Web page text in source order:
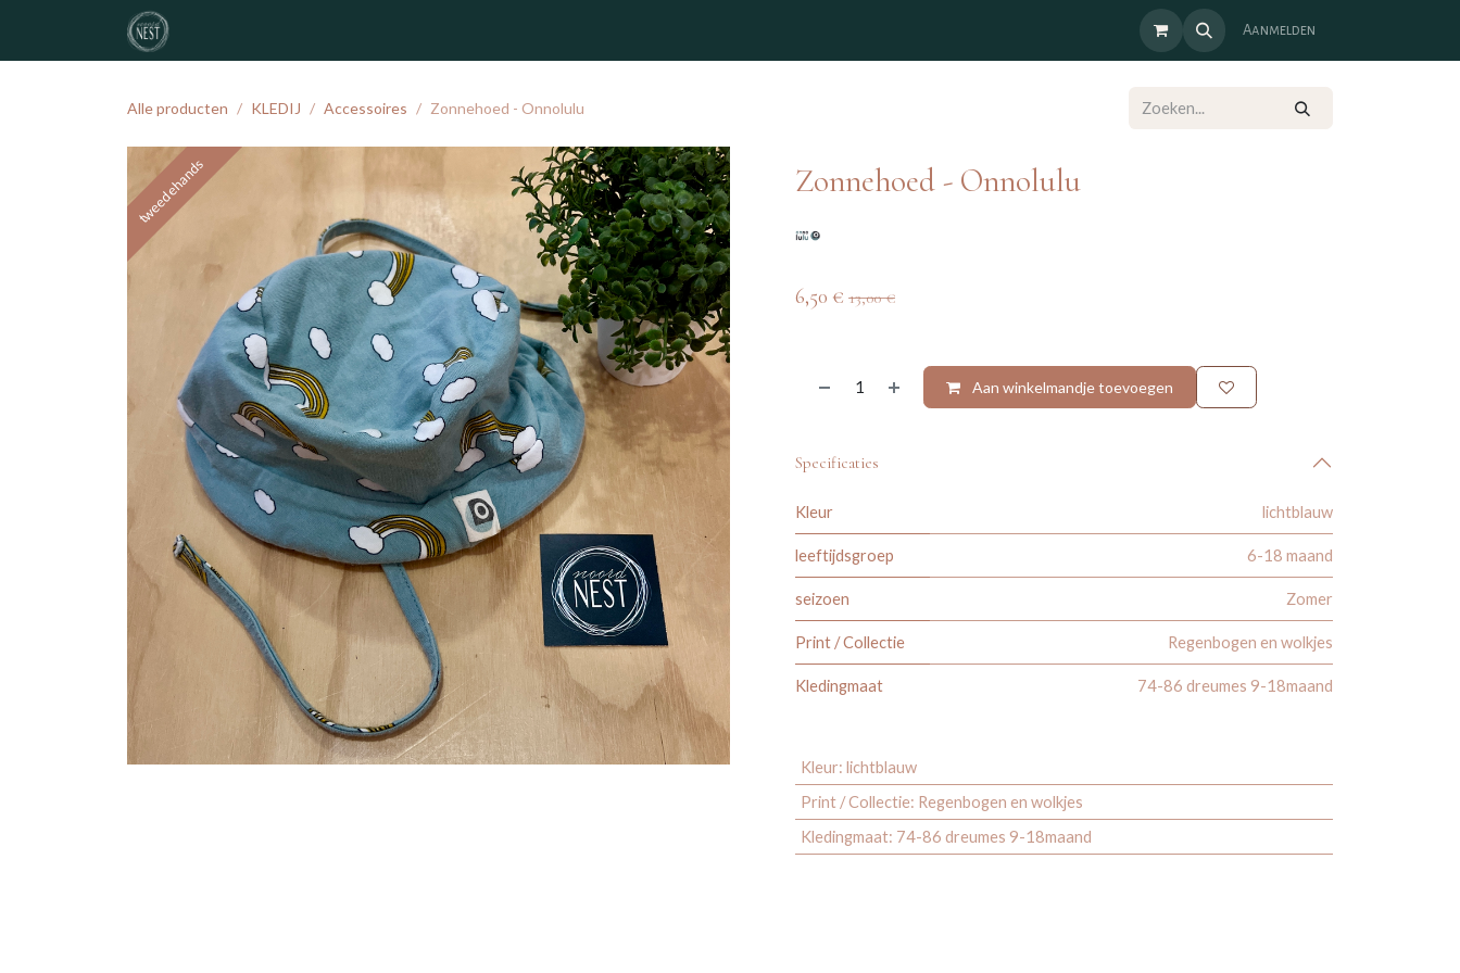
Overslaan naar inhoud
Aanmelden
Alle producten KLEDIJ Accessoires Zonnehoed - Onnolulu
tweedehands Zonnehoed - Onnolulu
6,50 € 13,00€
Aan winkelmandje toevoegen
Specificaties
Kleur lichtblauw
leeftijdsgroep 6-18 maand
seizoen Zomer
Print / Collectie Regenbogen en wolkjes
Kledingmaat 74-86 dreumes 9-18maand
Kleur: lichtblauw
Print / Collectie: Regenbogen en wolkjes
Kledingmaat: 74-86 dreumes 9-18maand